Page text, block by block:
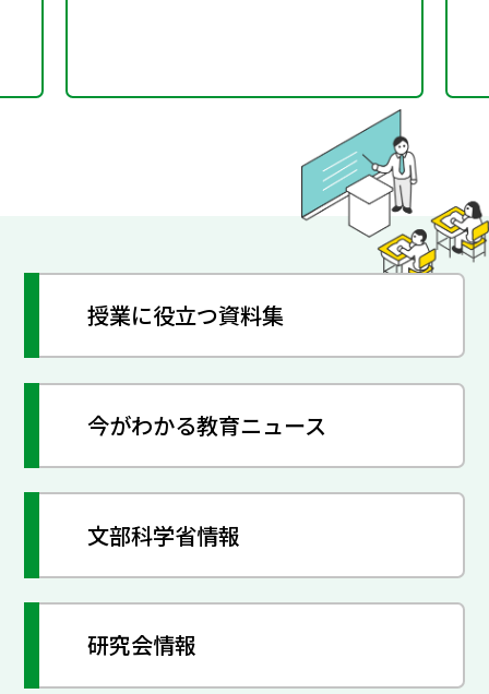
授業に役立つ資料集
今がわかる教育ニュース
文部科学省情報
研究会情報